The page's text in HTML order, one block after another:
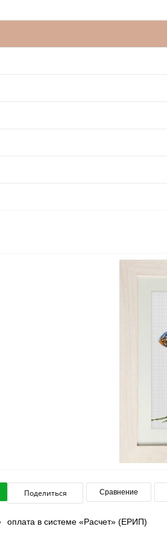
Поделиться Сравнение
оплата в системе «Расчет» (ЕРИП)